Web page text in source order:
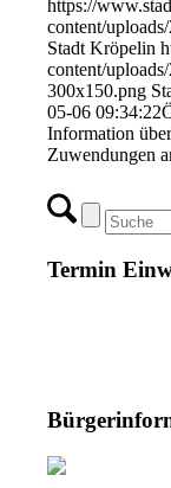
https://
content/
Stadt Kröpelin
content/
300x150.png
05-06 09:34:22
Information
Zuwendungen
Termin